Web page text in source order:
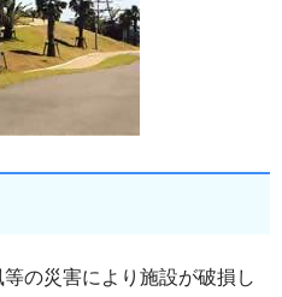
の災害により施設が破損し